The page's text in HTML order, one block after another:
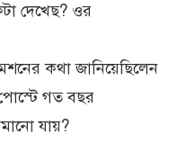
দেখেছ? ওর
কথা জানিয়েছিলেন
পোস্টে গত বছর
যায়?